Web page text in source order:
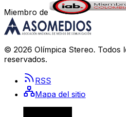
Miembro de
© 2026 Olímpica Stereo. Todos
reservados.
RSS
Mapa del sitio